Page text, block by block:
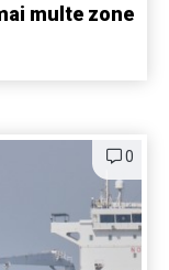
multe zone
0